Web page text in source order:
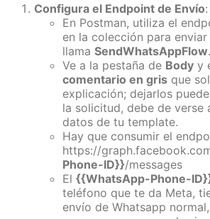
Configura el Endpoint de Envío:
En Postman, utiliza el
en la colección para
llama SendWhatsAppFlow.
Ve a la pestaña de Body y
comentario en gris que
explicación; dejarlos
la solicitud, debe de verse
datos de tu template.
Hay que consumir el
https://
Phone-ID}}/messages
El {{WhatsApp-Phone-
teléfono que te da Meta,
envío de Whatsapp